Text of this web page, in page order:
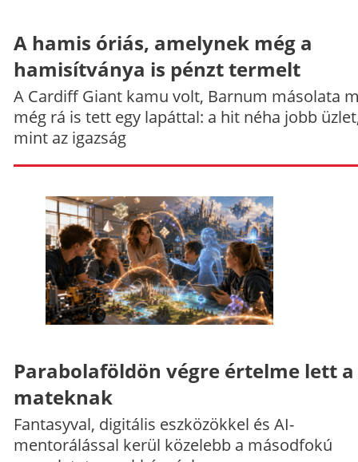
A hamis óriás, amelynek még a
hamisítványa is pénzt termelt
A Cardiff Giant kamu volt, Barnum másolata
még rá is tett egy lapáttal: a hit néha jobb
mint az igazság
Parabolaföldön végre értelme lett a
mateknak
Fantasyval, digitális eszközökkel és AI-
mentorálással kerül közelebb a másodfokú